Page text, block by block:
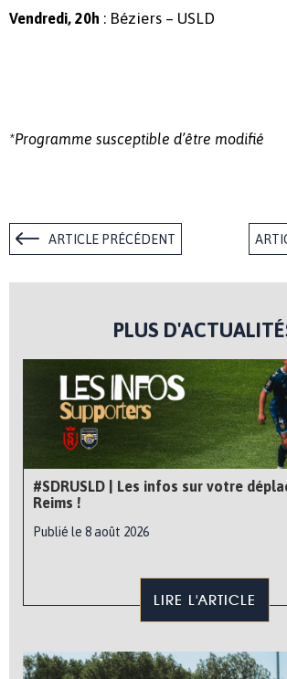
Vendredi, 20h : Béziers – USLD
*Programme susceptible d’être modifié
ARTICLE PRÉCÉDENT
PLUS
#SDRUSLD | Les infos sur votre
Reims !
Publié le 8 août 2026
LIRE L'ARTICLE